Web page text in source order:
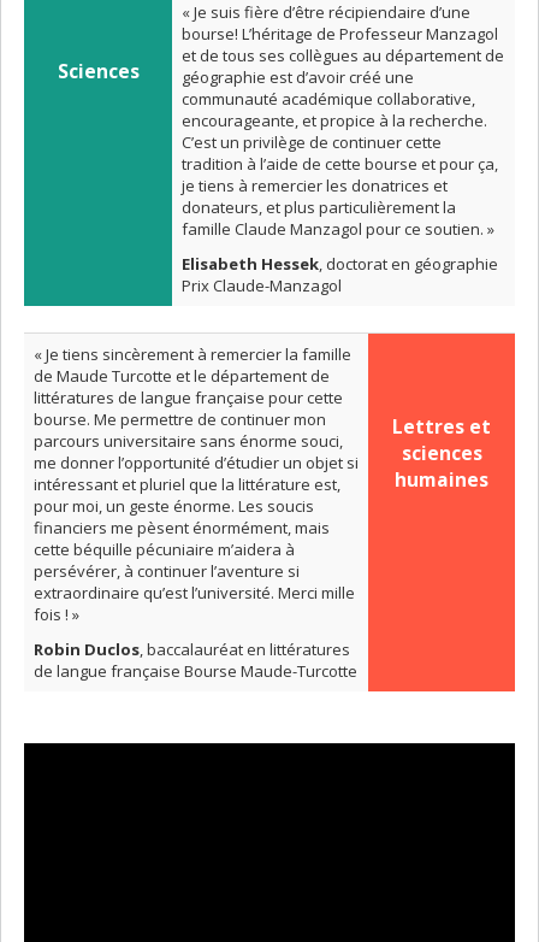
Sciences
« Je suis fière d’être récipiendaire d’une
bourse! L’héritage de Professeur Manzagol
et de tous ses collègues au département de
géographie est d’avoir créé une
communauté académique collaborative,
encourageante, et propice à la recherche.
C’est un privilège de continuer cette
tradition à l’aide de cette bourse et pour ça,
je tiens à remercier les donatrices et
donateurs, et plus particulièrement la
famille Claude Manzagol pour ce soutien. »
Elisabeth Hessek, doctorat en géographie
Prix Claude-Manzagol
« Je tiens sincèrement à remercier la famille
de Maude Turcotte et le département de
littératures de langue française pour cette
bourse. Me permettre de continuer mon
parcours universitaire sans énorme souci,
me donner l’opportunité d’étudier un objet si
intéressant et pluriel que la littérature est,
pour moi, un geste énorme. Les soucis
financiers me pèsent énormément, mais
cette béquille pécuniaire m’aidera à
persévérer, à continuer l’aventure si
extraordinaire qu’est l’université. Merci mille
fois ! »
Robin Duclos, baccalauréat en littératures
de langue française Bourse Maude-Turcotte
Lettres et
sciences
humaines